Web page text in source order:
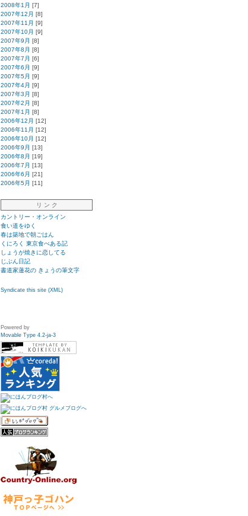
2008年1月 [7]
2007年12月 [8]
2007年11月 [9]
2007年10月 [9]
2007年9月 [8]
2007年8月 [8]
2007年7月 [6]
2007年6月 [9]
2007年5月 [9]
2007年4月 [9]
2007年3月 [8]
2007年2月 [8]
2007年1月 [8]
2006年12月 [12]
2006年11月 [12]
2006年10月 [12]
2006年9月 [13]
2006年8月 [19]
2006年7月 [13]
2006年6月 [21]
2006年5月 [11]
リ ン ク
カントリー・オンライン
食い道をゆく
春は築地で朝ごはん
くにろく 東京食べある記
しょうが焼きに恋してる
じぶん日記
書道家蓮花の きょうの筆文字
Syndicate this site (XML)
Powered by
Movable Type 4.2-ja-3